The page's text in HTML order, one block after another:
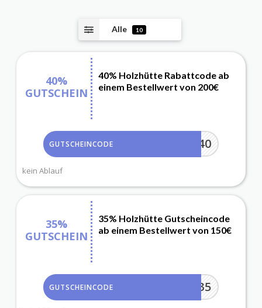
Alle 10
40%
GUTSCHEIN
40% Holzhütte Rabattcode ab
einem Bestellwert von 200€
UHR40
GUTSCHEINCODE
kein Ablauf
35%
GUTSCHEIN
35% Holzhütte Gutscheincode
ab einem Bestellwert von 150€
WALD35
GUTSCHEINCODE